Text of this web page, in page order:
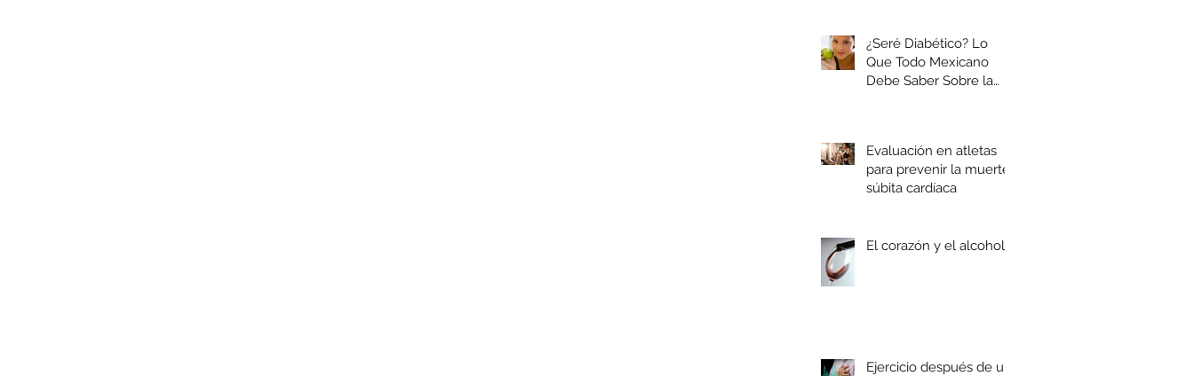
¿Seré Diabético? Lo
Que Todo Mexicano
Debe Saber Sobre la
Evaluación en atletas
para prevenir la muerte
súbita cardíaca
El corazón y el alcohol
Ejercicio después de un